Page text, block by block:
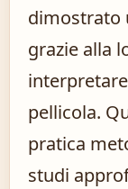
dimostrato
grazie alla
pellicola.
pratica
studi